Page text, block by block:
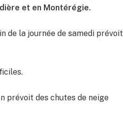
et en Montérégie.
de la journée de samedi prévoit
prévoit des chutes de neige